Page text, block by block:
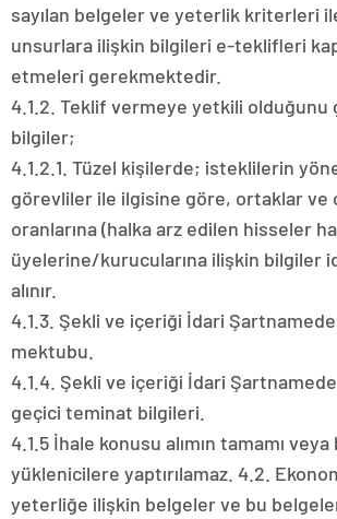
sayılan belgeler ve yeterlik kriterleri
unsurlara ilişkin bilgileri e-teklifleri
etmeleri gerekmektedir.
4.1.2. Teklif vermeye yetkili olduğunu
bilgiler;
4.1.2.1. Tüzel kişilerde; isteklilerin
görevliler ile ilgisine göre, ortaklar ve
oranlarına (halka arz edilen hisseler
üyelerine/kurucularına ilişkin bilgiler
alınır.
4.1.3. Şekli ve içeriği İdari
mektubu.
4.1.4. Şekli ve içeriği İdari
geçici teminat bilgileri.
4.1.5 İhale konusu alımın tamamı veya
yüklenicilere yaptırılamaz. 4.2.
yeterliğe ilişkin belgeler ve bu